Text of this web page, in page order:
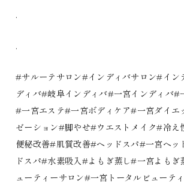
.
.
#サルーテサロン#インディバサロン#イン
ディバ#岐阜インディバ#一宮インディバ#
#一宮エステ#一宮ボディケア#一宮ダイエ
ゼーション#脚やせ#ウエストメイク#冷
便秘改善#肌質改善#ヘッドスパ#一宮ヘッ
ドスパ#水素吸入#よもぎ蒸し#一宮よもぎ
ューティーサロン#一宮トータルビューテ